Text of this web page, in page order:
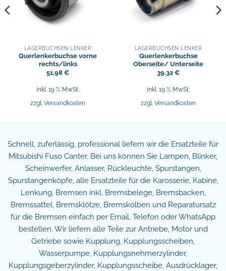
LAGERBUCHSEN LENKER
Querlenkerbuchse vorne
rechts/links
51,98 €
inkl. 19 % MwSt.
zzgl. Versandkosten
LAGERBUCHSEN LENKER
Querlenkerbuchse
Oberseite/ Unterseite
39,32 €
inkl. 19 % MwSt.
zzgl. Versandkosten
Schnell, zuferlässig, professional liefern wir die Ersatzteile für
Mitsubishi Fuso Canter. Bei uns können Sie Lampen, Blinker,
Scheinwerfer, Anlasser, Rückleuchte, Spurstangen,
Spurstangenköpfe, alle Ersatzteile für die Karosserie, Kabine,
Lenkung, Bremsen inkl. Bremsbelege, Bremsbacken,
Bremssattel, Bremsklötze, Bremskolben und Reparatursatz
für die Bremsen einfach per Email, Telefon oder WhatsApp
bestellen. Wir liefern alle Teile zur Antriebe, Motor und
Getriebe sowie Kupplung, Kupplungsscheiben,
Wasserpumpe, Kupplungsnehmerzylinder,
Kupplungsgeberzylinder, Kupplungsscheibe, Ausdrücklager,